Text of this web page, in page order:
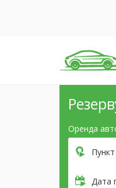
Оренда
Дата